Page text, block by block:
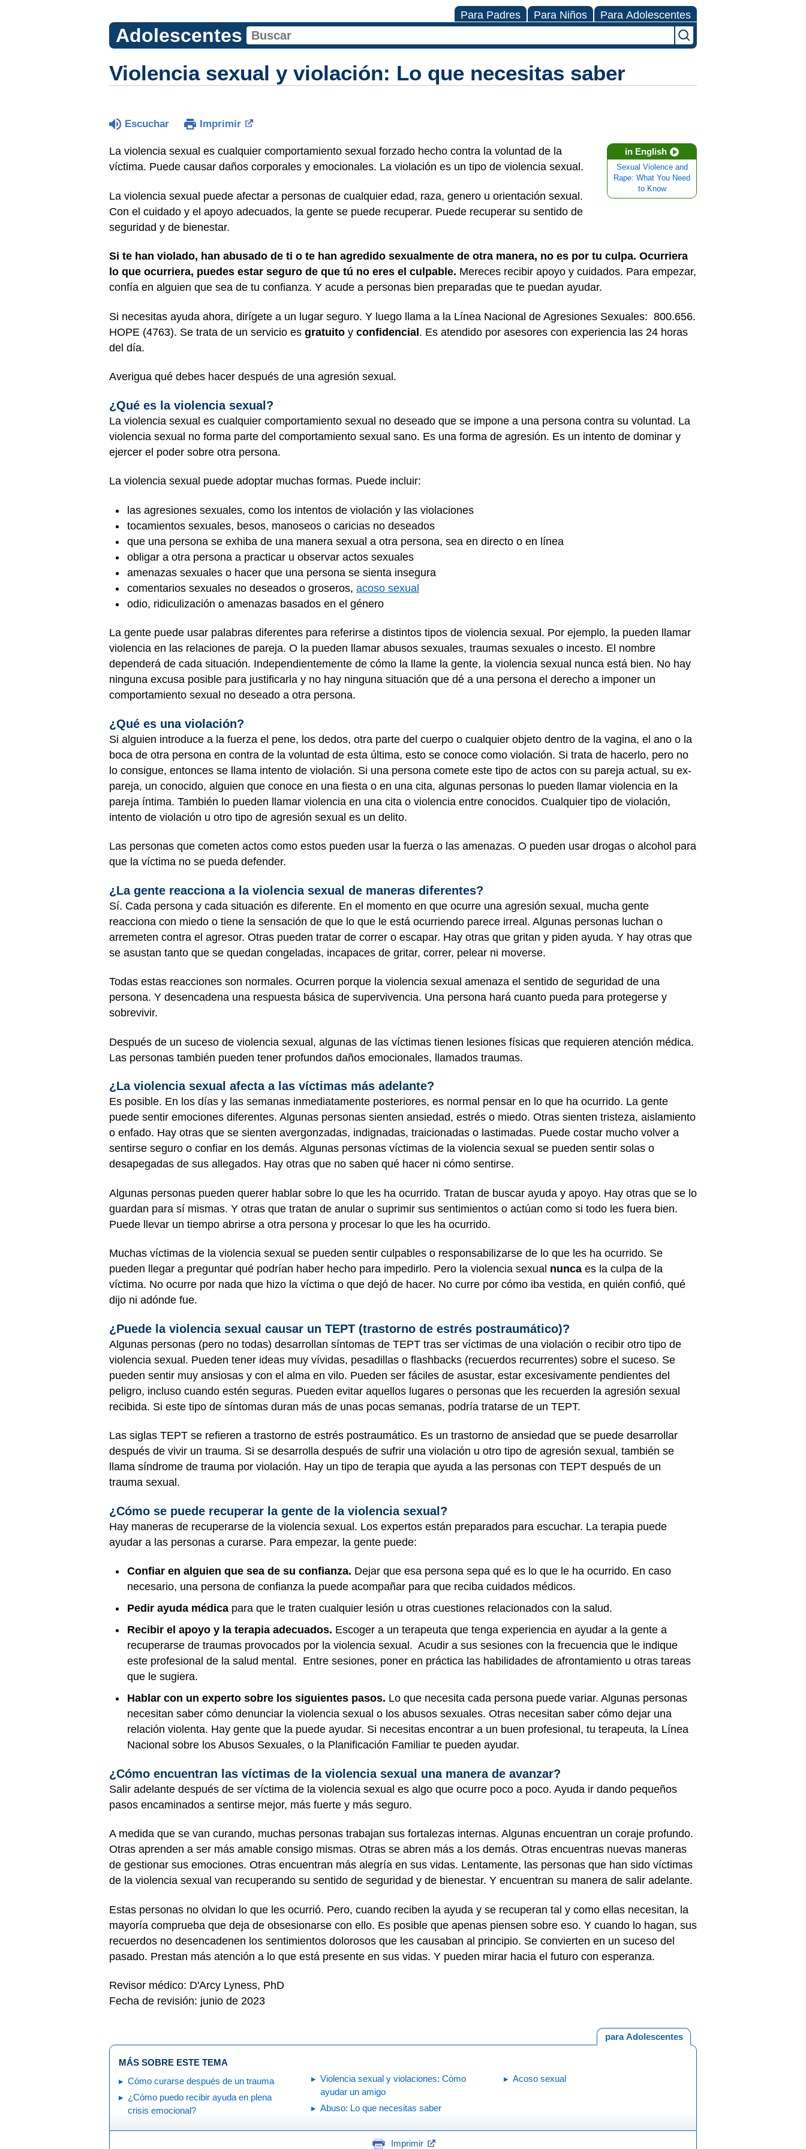
Para Padres Para Niños Para Adolescentes
Adolescentes
Violencia sexual y violación: Lo que necesitas saber
Escuchar Imprimir
in English
Sexual Violence and
Rape: What You Need
to Know
La violencia sexual es cualquier comportamiento sexual forzado hecho contra la voluntad de la
víctima. Puede causar daños corporales y emocionales. La violación es un tipo de violencia sexual.
La violencia sexual puede afectar a personas de cualquier edad, raza, genero u orientación sexual.
Con el cuidado y el apoyo adecuados, la gente se puede recuperar. Puede recuperar su sentido de
seguridad y de bienestar.
Si te han violado, han abusado de ti o te han agredido sexualmente de otra manera, no es por tu culpa. Ocurriera
lo que ocurriera, puedes estar seguro de que tú no eres el culpable. Mereces recibir apoyo y cuidados. Para empezar,
confía en alguien que sea de tu confianza. Y acude a personas bien preparadas que te puedan ayudar.
Si necesitas ayuda ahora, dirígete a un lugar seguro. Y luego llama a la Línea Nacional de Agresiones Sexuales: 800.656.
HOPE (4763). Se trata de un servicio es gratuito y confidencial. Es atendido por asesores con experiencia las 24 horas
del día.
Averigua qué debes hacer después de una agresión sexual.
¿Qué es la violencia sexual?
La violencia sexual es cualquier comportamiento sexual no deseado que se impone a una persona contra su voluntad. La
violencia sexual no forma parte del comportamiento sexual sano. Es una forma de agresión. Es un intento de dominar y
ejercer el poder sobre otra persona.
La violencia sexual puede adoptar muchas formas. Puede incluir:
las agresiones sexuales, como los intentos de violación y las violaciones
tocamientos sexuales, besos, manoseos o caricias no deseados
que una persona se exhiba de una manera sexual a otra persona, sea en directo o en línea
obligar a otra persona a practicar u observar actos sexuales
amenazas sexuales o hacer que una persona se sienta insegura
comentarios sexuales no deseados o groseros, acoso sexual
odio, ridiculización o amenazas basados en el género
La gente puede usar palabras diferentes para referirse a distintos tipos de violencia sexual. Por ejemplo, la pueden llamar
violencia en las relaciones de pareja. O la pueden llamar abusos sexuales, traumas sexuales o incesto. El nombre
dependerá de cada situación. Independientemente de cómo la llame la gente, la violencia sexual nunca está bien. No hay
ninguna excusa posible para justificarla y no hay ninguna situación que dé a una persona el derecho a imponer un
comportamiento sexual no deseado a otra persona.
¿Qué es una violación?
Si alguien introduce a la fuerza el pene, los dedos, otra parte del cuerpo o cualquier objeto dentro de la vagina, el ano o la
boca de otra persona en contra de la voluntad de esta última, esto se conoce como violación. Si trata de hacerlo, pero no
lo consigue, entonces se llama intento de violación. Si una persona comete este tipo de actos con su pareja actual, su ex-
pareja, un conocido, alguien que conoce en una fiesta o en una cita, algunas personas lo pueden llamar violencia en la
pareja íntima. También lo pueden llamar violencia en una cita o violencia entre conocidos. Cualquier tipo de violación,
intento de violación u otro tipo de agresión sexual es un delito.
Las personas que cometen actos como estos pueden usar la fuerza o las amenazas. O pueden usar drogas o alcohol para
que la víctima no se pueda defender.
¿La gente reacciona a la violencia sexual de maneras diferentes?
Sí. Cada persona y cada situación es diferente. En el momento en que ocurre una agresión sexual, mucha gente
reacciona con miedo o tiene la sensación de que lo que le está ocurriendo parece irreal. Algunas personas luchan o
arremeten contra el agresor. Otras pueden tratar de correr o escapar. Hay otras que gritan y piden ayuda. Y hay otras que
se asustan tanto que se quedan congeladas, incapaces de gritar, correr, pelear ni moverse.
Todas estas reacciones son normales. Ocurren porque la violencia sexual amenaza el sentido de seguridad de una
persona. Y desencadena una respuesta básica de supervivencia. Una persona hará cuanto pueda para protegerse y
sobrevivir.
Después de un suceso de violencia sexual, algunas de las víctimas tienen lesiones físicas que requieren atención médica.
Las personas también pueden tener profundos daños emocionales, llamados traumas.
¿La violencia sexual afecta a las víctimas más adelante?
Es posible. En los días y las semanas inmediatamente posteriores, es normal pensar en lo que ha ocurrido. La gente
puede sentir emociones diferentes. Algunas personas sienten ansiedad, estrés o miedo. Otras sienten tristeza, aislamiento
o enfado. Hay otras que se sienten avergonzadas, indignadas, traicionadas o lastimadas. Puede costar mucho volver a
sentirse seguro o confiar en los demás. Algunas personas víctimas de la violencia sexual se pueden sentir solas o
desapegadas de sus allegados. Hay otras que no saben qué hacer ni cómo sentirse.
Algunas personas pueden querer hablar sobre lo que les ha ocurrido. Tratan de buscar ayuda y apoyo. Hay otras que se lo
guardan para sí mismas. Y otras que tratan de anular o suprimir sus sentimientos o actúan como si todo les fuera bien.
Puede llevar un tiempo abrirse a otra persona y procesar lo que les ha ocurrido.
Muchas víctimas de la violencia sexual se pueden sentir culpables o responsabilizarse de lo que les ha ocurrido. Se
pueden llegar a preguntar qué podrían haber hecho para impedirlo. Pero la violencia sexual nunca es la culpa de la
víctima. No ocurre por nada que hizo la víctima o que dejó de hacer. No curre por cómo iba vestida, en quién confió, qué
dijo ni adónde fue.
¿Puede la violencia sexual causar un TEPT (trastorno de estrés postraumático)?
Algunas personas (pero no todas) desarrollan síntomas de TEPT tras ser víctimas de una violación o recibir otro tipo de
violencia sexual. Pueden tener ideas muy vívidas, pesadillas o flashbacks (recuerdos recurrentes) sobre el suceso. Se
pueden sentir muy ansiosas y con el alma en vilo. Pueden ser fáciles de asustar, estar excesivamente pendientes del
peligro, incluso cuando estén seguras. Pueden evitar aquellos lugares o personas que les recuerden la agresión sexual
recibida. Si este tipo de síntomas duran más de unas pocas semanas, podría tratarse de un TEPT.
Las siglas TEPT se refieren a trastorno de estrés postraumático. Es un trastorno de ansiedad que se puede desarrollar
después de vivir un trauma. Si se desarrolla después de sufrir una violación u otro tipo de agresión sexual, también se
llama síndrome de trauma por violación. Hay un tipo de terapia que ayuda a las personas con TEPT después de un
trauma sexual.
¿Cómo se puede recuperar la gente de la violencia sexual?
Hay maneras de recuperarse de la violencia sexual. Los expertos están preparados para escuchar. La terapia puede
ayudar a las personas a curarse. Para empezar, la gente puede:
Confiar en alguien que sea de su confianza. Dejar que esa persona sepa qué es lo que le ha ocurrido. En caso
necesario, una persona de confianza la puede acompañar para que reciba cuidados médicos.
Pedir ayuda médica para que le traten cualquier lesión u otras cuestiones relacionados con la salud.
Recibir el apoyo y la terapia adecuados. Escoger a un terapeuta que tenga experiencia en ayudar a la gente a
recuperarse de traumas provocados por la violencia sexual. Acudir a sus sesiones con la frecuencia que le indique
este profesional de la salud mental. Entre sesiones, poner en práctica las habilidades de afrontamiento u otras tareas
que le sugiera.
Hablar con un experto sobre los siguientes pasos. Lo que necesita cada persona puede variar. Algunas personas
necesitan saber cómo denunciar la violencia sexual o los abusos sexuales. Otras necesitan saber cómo dejar una
relación violenta. Hay gente que la puede ayudar. Si necesitas encontrar a un buen profesional, tu terapeuta, la Línea
Nacional sobre los Abusos Sexuales, o la Planificación Familiar te pueden ayudar.
¿Cómo encuentran las víctimas de la violencia sexual una manera de avanzar?
Salir adelante después de ser víctima de la violencia sexual es algo que ocurre poco a poco. Ayuda ir dando pequeños
pasos encaminados a sentirse mejor, más fuerte y más seguro.
A medida que se van curando, muchas personas trabajan sus fortalezas internas. Algunas encuentran un coraje profundo.
Otras aprenden a ser más amable consigo mismas. Otras se abren más a los demás. Otras encuentras nuevas maneras
de gestionar sus emociones. Otras encuentran más alegría en sus vidas. Lentamente, las personas que han sido víctimas
de la violencia sexual van recuperando su sentido de seguridad y de bienestar. Y encuentran su manera de salir adelante.
Estas personas no olvidan lo que les ocurrió. Pero, cuando reciben la ayuda y se recuperan tal y como ellas necesitan, la
mayoría comprueba que deja de obsesionarse con ello. Es posible que apenas piensen sobre eso. Y cuando lo hagan, sus
recuerdos no desencadenen los sentimientos dolorosos que les causaban al principio. Se convierten en un suceso del
pasado. Prestan más atención a lo que está presente en sus vidas. Y pueden mirar hacia el futuro con esperanza.
Revisor médico: D'Arcy Lyness, PhD
Fecha de revisión: junio de 2023
para Adolescentes
MÁS SOBRE ESTE TEMA
Cómo curarse después de un trauma
¿Cómo puedo recibir ayuda en plena
crisis emocional?
Violencia sexual y violaciones: Cómo
ayudar un amigo
Abuso: Lo que necesitas saber
Acoso sexual
Imprimir